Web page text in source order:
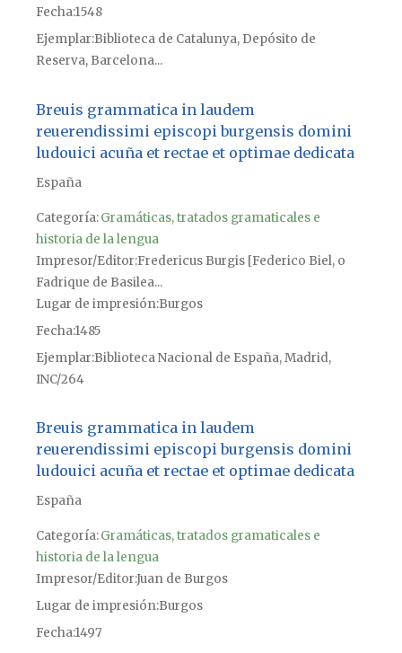
Fecha1548
Ejemplar Biblioteca de Catalunya, Depósito de
Reserva, Barcelona...
Breuis grammatica in laudem
reuerendissimi episcopi burgensis domini
ludouici acuña et rectae et optimae dedicata
España
Categoría:Gramáticas, tratados gramaticales e
historia de la lengua
Impresor/Editor Fredericus Burgis [Federico Biel, o
Fadrique de Basilea...
Lugar de impresiónBurgos
Fecha1485
Ejemplar Biblioteca Nacional de España, Madrid,
INC/264
Breuis grammatica in laudem
reuerendissimi episcopi burgensis domini
ludouici acuña et rectae et optimae dedicata
España
Categoría:Gramáticas, tratados gramaticales e
historia de la lengua
Impresor/EditorJuan de Burgos
Lugar de impresiónBurgos
Fecha1497